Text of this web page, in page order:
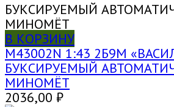
В КОРЗИНУ
M43002N 1:43 2Б9М
БУКСИРУЕМЫЙ
МИНОМЁТ
2036,00 ₽